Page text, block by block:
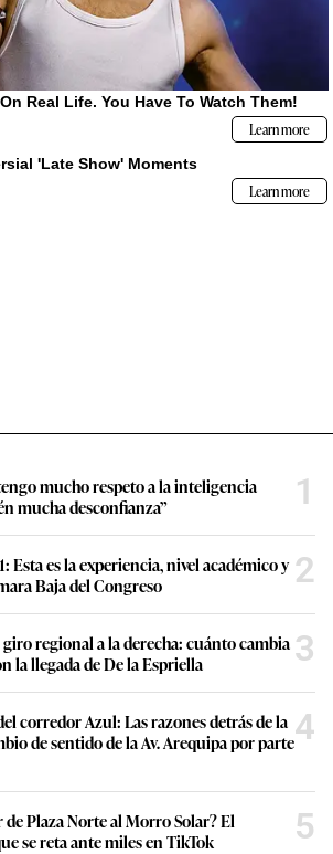
mucho respeto a la inteligencia
mucha desconfianza”
1
Esta es la experiencia, nivel académico y
Baja del Congreso
2
regional a la derecha: cuánto cambia
la llegada de De la Espriella
3
corredor Azul: Las razones detrás de la
de sentido de la Av. Arequipa por parte4
Plaza Norte al Morro Solar? El
se reta ante miles en TikTok
5